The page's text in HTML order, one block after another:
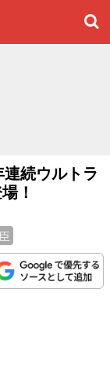
続ウルトラ
！